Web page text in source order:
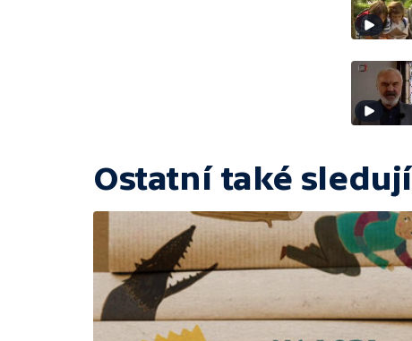
Ostatní také sledují